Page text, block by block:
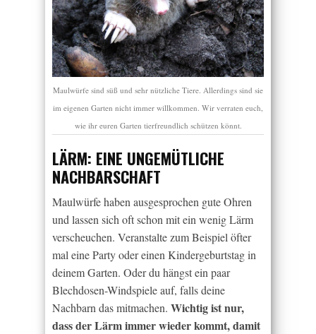
Maulwürfe sind süß und sehr nützliche Tiere. Allerdings sind sie
im eigenen Garten nicht immer willkommen. Wir verraten euch,
wie ihr euren Garten tierfreundlich schützen könnt.
LÄRM: EINE UNGEMÜTLICHE
NACHBARSCHAFT
Maulwürfe haben ausgesprochen gute Ohren
und lassen sich oft schon mit ein wenig Lärm
verscheuchen. Veranstalte zum Beispiel öfter
mal eine Party oder einen Kindergeburtstag in
deinem Garten. Oder du hängst ein paar
Blechdosen-Windspiele auf, falls deine
Nachbarn das mitmachen. Wichtig ist nur,
dass der Lärm immer wieder kommt, damit